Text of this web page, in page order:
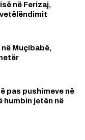
në Ferizaj,
Muçibabë,
pas pushimeve në
humbin jetën në